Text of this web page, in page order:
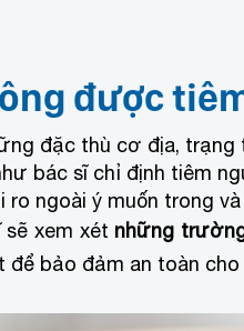
được
đặc thù cơ địa, trạng
bác sĩ chỉ định tiêm
ngoài ý muốn trong
sẽ xem xét những
để bảo đảm an toàn cho